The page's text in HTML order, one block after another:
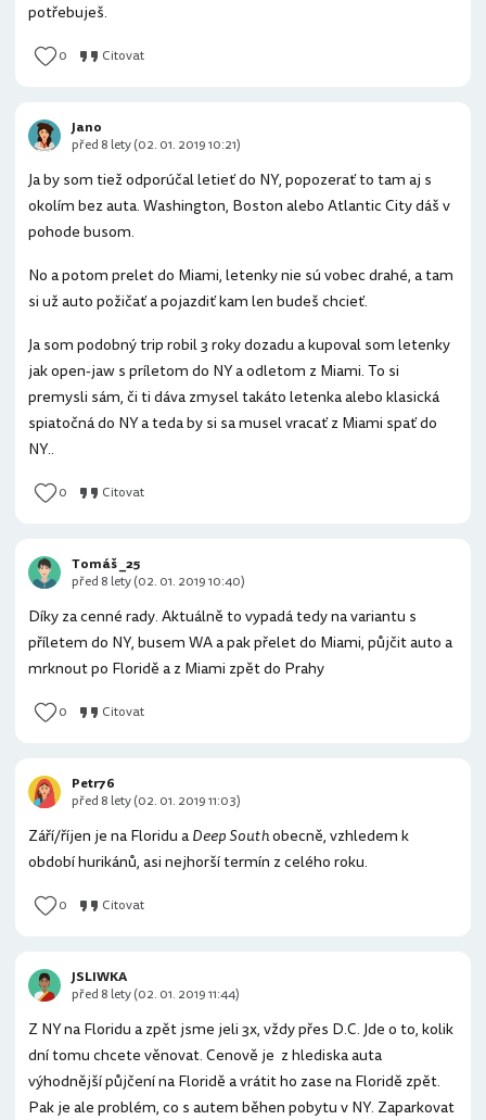
potřebuješ.
0 Citovat
Ja by som tiež odporúčal letieť do NY, popozerať to tam aj s
okolím bez auta. Washington, Boston alebo Atlantic City dáš v
pohode busom.
No a potom prelet do Miami, letenky nie sú vobec drahé, a tam
si už auto požičať a pojazdiť kam len budeš chcieť.
Ja som podobný trip robil 3 roky dozadu a kupoval som letenky
jak open-jaw s príletom do NY a odletom z Miami. To si
premysli sám, či ti dáva zmysel takáto letenka alebo klasická
spiatočná do NY a teda by si sa musel vracať z Miami spať do
NY..
0 Citovat
Jano
před 8 lety (02. 01. 2019 10:21)
Díky za cenné rady. Aktuálně to vypadá tedy na variantu s
příletem do NY, busem WA a pak přelet do Miami, půjčit auto a
mrknout po Floridě a z Miami zpět do Prahy
0 Citovat
Tomáš _25
před 8 lety (02. 01. 2019 10:40)
Září/říjen je na Floridu aDeep Southobecně, vzhledem k
období hurikánů, asi nejhorší termín z celého roku.
0 Citovat
Petr76
před 8 lety (02. 01. 2019 11:03)
Z NY na Floridu a zpět jsme jeli 3x, vždy přes D.C. Jde o to, kolik
dní tomu chcete věnovat. Cenově je z hlediska auta
výhodnější půjčení na Floridě a vrátit ho zase na Floridě zpět.
Pak je ale problém, co s autem běhen pobytu v NY. Zaparkovat
JSLIWKA
před 8 lety (02. 01. 2019 11:44)